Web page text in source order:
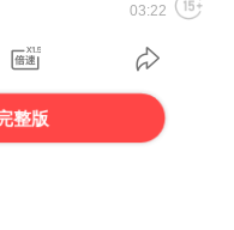
03:22
整版